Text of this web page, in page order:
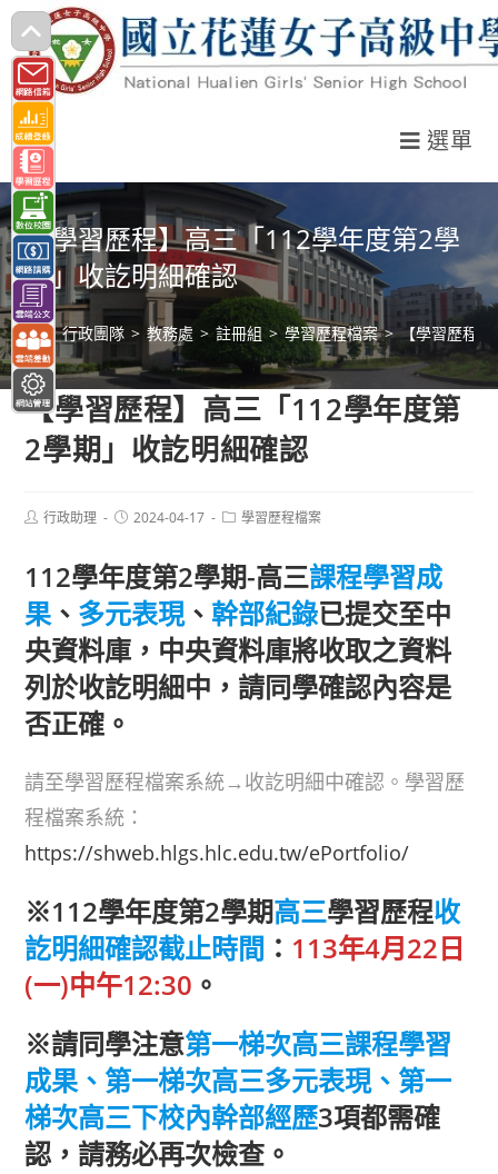
跳
轉
至
主
要
內
容
選單
【學習歷程】高三「112學年度第2學
期」收訖明細確認
> 行政團隊 > 教務處 > 註冊組 > 學習歷程檔案 > 【學習歷程
【學習歷程】高三「112學年度第
2學期」收訖明細確認
Post行政助理
Post2024-04-17
Post學習歷程檔案
112學年度第2學期-高三課程學習成
果、 多元表現、 幹部紀錄已提交至中
央資料庫，中央資料庫將收取之資料
列於收訖明細中，請同學確認內容是
否正確。
請至學習歷程檔案系統→收訖明細中確認。學習歷
程檔案系統：
https://shweb.hlgs.hlc.edu.tw/ePortfolio/
※112學年度第2學期高三學習歷程收
訖明細確認截止時間 ： 113年4月22日
(一)中午12:30 。
※請同學注意第一梯次高三課程學習
成果、第一梯次高三多元表現、第一
梯次高三下校內幹部經歷3項都需確
認，請務必再次檢查。